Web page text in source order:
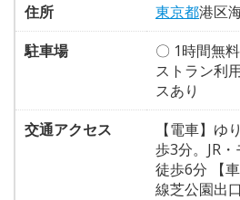
住所
東京都港区
駐車場
〇 1時間無
ストラン利
スあり
交通アクセス
【電車】ゆ
歩3分。JR
徒歩6分 【
線芝公園出